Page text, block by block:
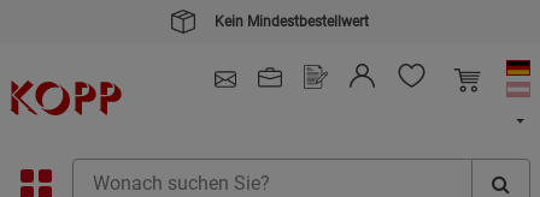
Kein Mindestbestellwert